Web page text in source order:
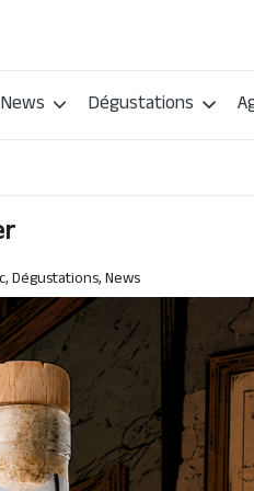
News Dégustations
,Dégustations,News